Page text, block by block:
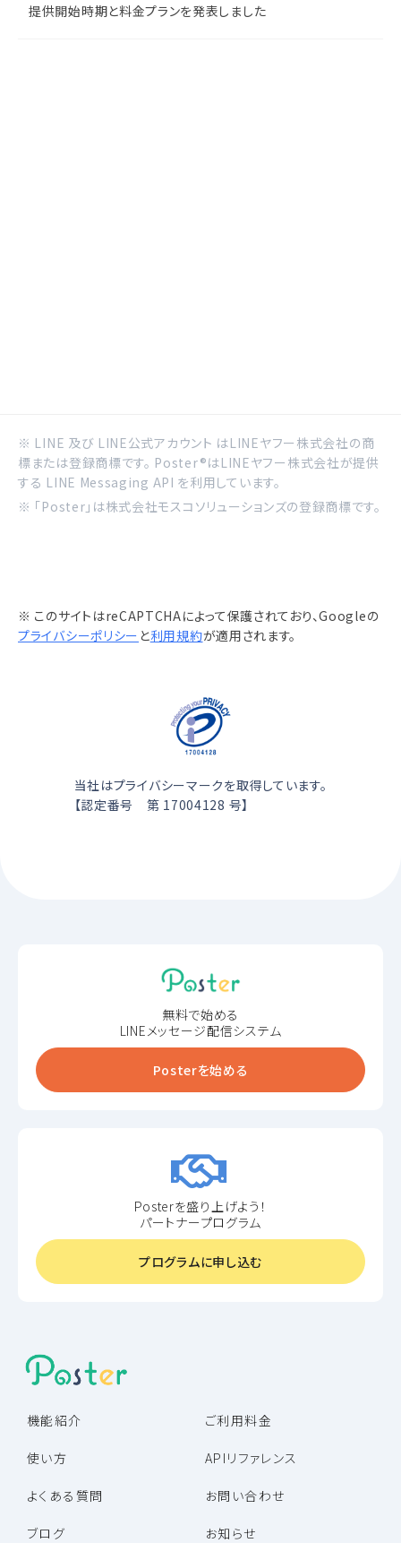
提供開始時期と料金プランを発表しました
※ LINE 及び LINE公式アカウント はLINEヤフー株式会社の商
標または登録商標です。 Poster®はLINEヤフー株式会社が提供
する LINE Messaging API を利用しています。
※ 「Poster」は株式会社モスコソリューションズの登録商標です。
※ このサイトはreCAPTCHAによって保護されており、Googleの
プライバシーポリシー と利用規約が適用されます。
当社はプライバシーマークを取得しています。
【認定番号 第 17004128 号】
機能紹介
使い方
よくある質問
ブログ
ご利用料金
APIリファレンス
お問い合わせ
お知らせ
無料で始める
LINEメッセージ配信システム
Posterを始める
Posterを盛り上げよう！
パートナープログラム
プログラムに申し込む